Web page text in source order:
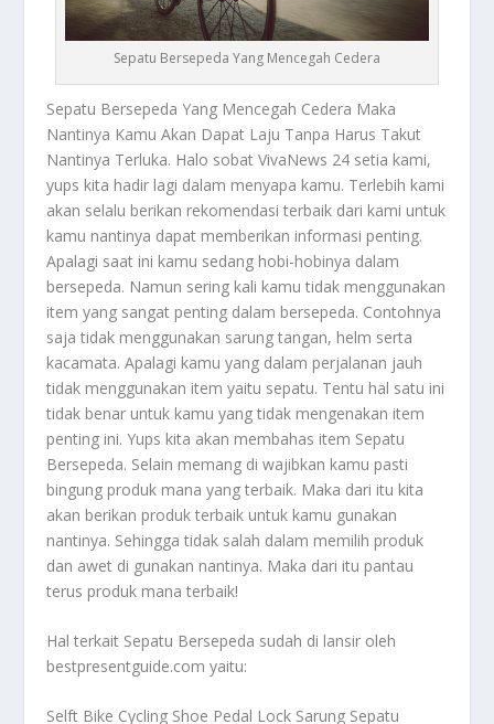
Sepatu Bersepeda Yang Mencegah Cedera
Sepatu Bersepeda Yang Mencegah Cedera Maka
Nantinya Kamu Akan Dapat Laju Tanpa Harus Takut
Nantinya Terluka. Halo sobat VivaNews 24 setia kami,
yups kita hadir lagi dalam menyapa kamu. Terlebih kami
akan selalu berikan rekomendasi terbaik dari kami untuk
kamu nantinya dapat memberikan informasi penting.
Apalagi saat ini kamu sedang hobi-hobinya dalam
bersepeda. Namun sering kali kamu tidak menggunakan
item yang sangat penting dalam bersepeda. Contohnya
saja tidak menggunakan sarung tangan, helm serta
kacamata. Apalagi kamu yang dalam perjalanan jauh
tidak menggunakan item yaitu sepatu. Tentu hal satu ini
tidak benar untuk kamu yang tidak mengenakan item
penting ini. Yups kita akan membahas item Sepatu
Bersepeda. Selain memang di wajibkan kamu pasti
bingung produk mana yang terbaik. Maka dari itu kita
akan berikan produk terbaik untuk kamu gunakan
nantinya. Sehingga tidak salah dalam memilih produk
dan awet di gunakan nantinya. Maka dari itu pantau
terus produk mana terbaik!
Hal terkait Sepatu Bersepeda sudah di lansir oleh
bestpresentguide.com yaitu:
Selft Bike Cycling Shoe Pedal Lock Sarung Sepatu